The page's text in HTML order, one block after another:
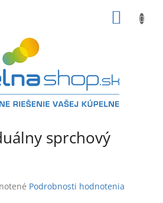
sprchový
Podrobnosti hodnotenia